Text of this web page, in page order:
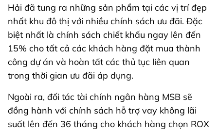
Hải đã tung ra những sản phẩm tại các vị trí đẹp
nhất khu đô thị với nhiều chính sách ưu đãi. Đặc
biệt nhất là chính sách chiết khấu ngay lên đến
15% cho tất cả các khách hàng đặt mua thành
công dự án và hoàn tất các thủ tục liên quan
trong thời gian ưu đãi áp dụng.
Ngoài ra, đối tác tài chính ngân hàng MSB sẽ
đồng hành với chính sách hỗ trợ vay không lãi
suất lên đến 36 tháng cho khách hàng chọn ROX